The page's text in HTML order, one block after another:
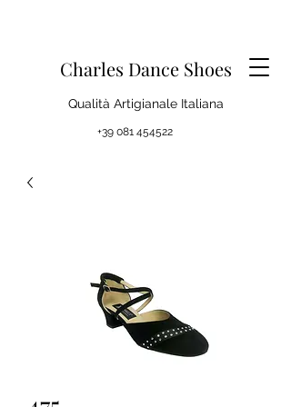
Charles Dance Shoes
Qualità Artigianale Italiana
+39 081 454522